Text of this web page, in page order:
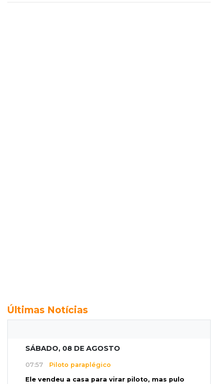
Últimas Notícias
SÁBADO, 08 DE AGOSTO
07:57 Piloto paraplégico
Ele vendeu a casa para virar piloto, mas pulo